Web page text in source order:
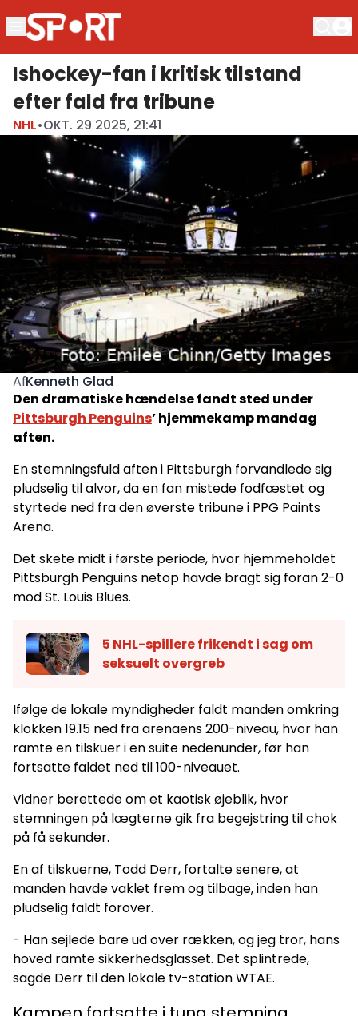
Ishockey-fan i kritisk tilstand
efter fald fra tribune
NHL•OKT. 29 2025, 21:41
AfKenneth Glad
Den dramatiske hændelse fandt sted under
Pittsburgh Penguins’ hjemmekamp mandag
aften.
En stemningsfuld aften i Pittsburgh forvandlede sig
pludselig til alvor, da en fan mistede fodfæstet og
styrtede ned fra den øverste tribune i PPG Paints
Arena.
Det skete midt i første periode, hvor hjemmeholdet
Pittsburgh Penguins netop havde bragt sig foran 2-0
mod St. Louis Blues.
5 NHL-spillere frikendt i sag om
seksuelt overgreb
Ifølge de lokale myndigheder faldt manden omkring
klokken 19.15 ned fra arenaens 200-niveau, hvor han
ramte en tilskuer i en suite nedenunder, før han
fortsatte faldet ned til 100-niveauet.
Vidner berettede om et kaotisk øjeblik, hvor
stemningen på lægterne gik fra begejstring til chok
på få sekunder.
En af tilskuerne, Todd Derr, fortalte senere, at
manden havde vaklet frem og tilbage, inden han
pludselig faldt forover.
- Han sejlede bare ud over rækken, og jeg tror, hans
hoved ramte sikkerhedsglasset. Det splintrede,
sagde Derr til den lokale tv-station WTAE.